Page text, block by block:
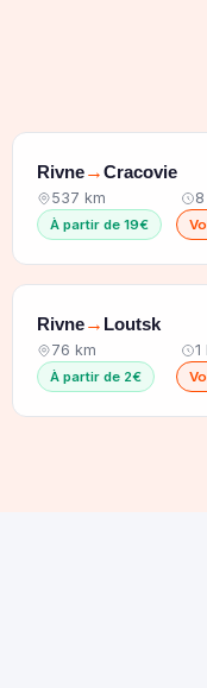
Rivne→Cracovie
537 km
À partir de 19€
Rivne→ Loutsk
76 km 1
À partir de 2€